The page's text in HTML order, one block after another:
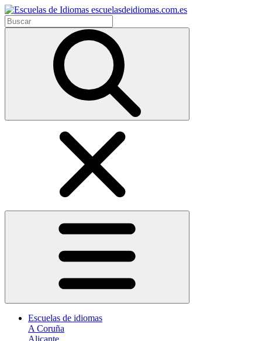
escuelasdeidiomas.com.es
Escuelas de idiomas
A Coruña
Alicante